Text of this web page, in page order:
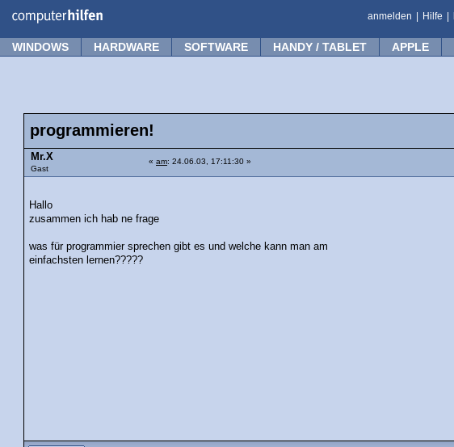
anmelden Hilfe
WINDOWS HARDWARE SOFTWARE HANDY / TABLET APPLE
programmieren!
Mr.X
Gast
« am: 24.06.03, 17:11:30 »
Hallo
zusammen ich hab ne frage
was für programmier sprechen gibt es und welche kann man am
einfachsten lernen?????